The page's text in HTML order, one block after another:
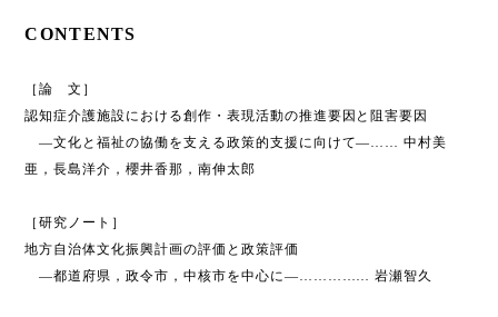
CONTENTS
［論 文］
認知症介護施設における創作・表現活動の推進要因と阻害要因
―文化と福祉の協働を支える政策的支援に向けて―…… 中村美
亜，長島洋介，櫻井香那，南伸太郎
［研究ノート］
地方自治体文化振興計画の評価と政策評価
―都道府県，政令市，中核市を中心に―…………… 岩瀬智久